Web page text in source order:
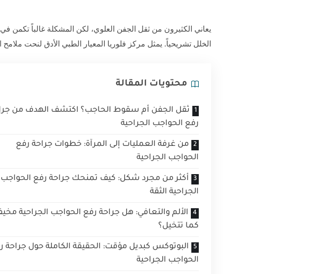
يعاني الكثيرون من ثقل الجفن العلوي، لكن المشكلة غالباً تكمن
الخلل تشريحياً. يمثل مركز فلوريا المعيار الطبي الأدق لنحت ملامح
محتويات المقالة
ثقل الجفن أم سقوط الحاجب؟ اكتشف الهدف من
رفع الحواجب الجراحية
من غرفة العمليات إلى المرآة: خطوات جراحة رفع
الحواجب الجراحية
أكثر من مجرد شكل: كيف تمنحك جراحة رفع الحواجب
الجراحية الثقة
الألم والتعافي: هل جراحة رفع الحواجب الجراحية
كما تتخيل؟
البوتوكس كبديل مؤقت: الحقيقة الكاملة حول جراحة
الحواجب الجراحية